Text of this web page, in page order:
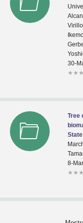
30-
★ ★ ★
Tree
8-
★ ★ ★